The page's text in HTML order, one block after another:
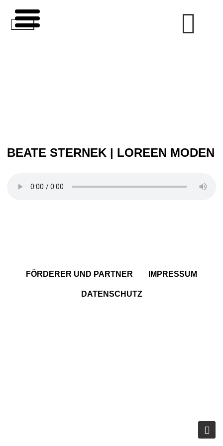
Inhalt
springen
BEATE STERNEK | LOREEN MODEN
FÖRDERER UND PARTNER IMPRESSUM
DATENSCHUTZ